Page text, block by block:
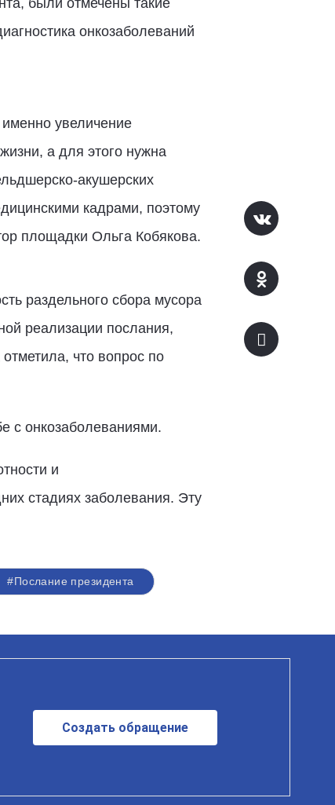
были отмечены такие
онкозаболеваний
увеличение
а для этого нужна
акушерских
кадрами, поэтому
площадки Ольга Кобякова.
раздельного сбора мусора
реализации послания,
что вопрос по
с онкозаболеваниями.
и
стадиях заболевания. Эту
#Послание президента
Создать обращение